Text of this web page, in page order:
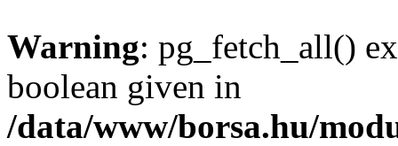
Warning: pg_fetch_all()
boolean given in
/data/www/borsa.hu/